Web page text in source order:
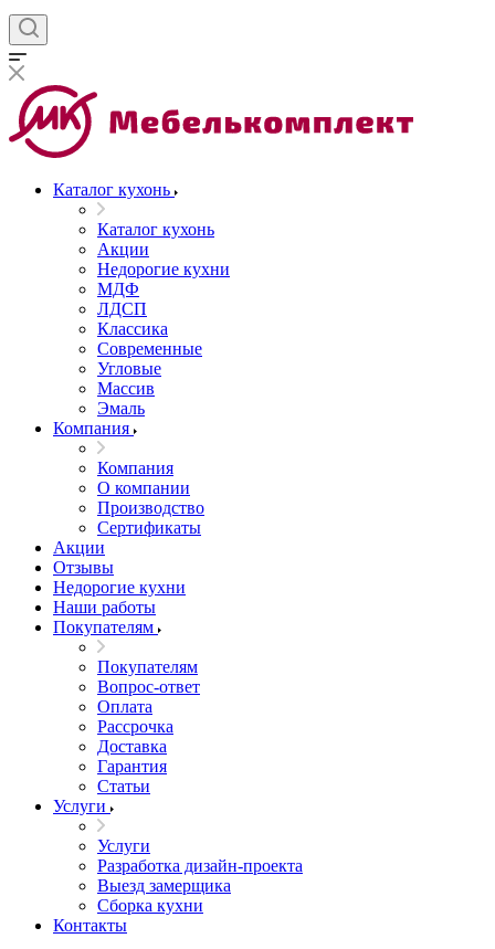
Каталог кухонь
Каталог кухонь
Акции
Недорогие кухни
МДФ
ЛДСП
Классика
Современные
Угловые
Массив
Эмаль
Компания
Компания
О компании
Производство
Сертификаты
Акции
Отзывы
Недорогие кухни
Наши работы
Покупателям
Покупателям
Вопрос-ответ
Оплата
Рассрочка
Доставка
Гарантия
Статьи
Услуги
Услуги
Разработка дизайн-проекта
Выезд замерщика
Сборка кухни
Контакты